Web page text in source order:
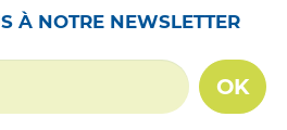
À NOTRE NEWSLETTER
OK